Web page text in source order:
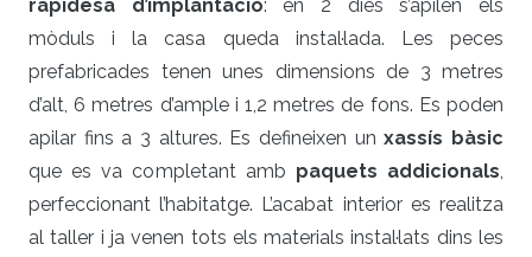
rapidesa d’implantació: en 2 dies s’apilen els
mòduls i la casa queda instal·lada. Les peces
prefabricades tenen unes dimensions de 3 metres
d’alt, 6 metres d’ample i 1,2 metres de fons. Es poden
apilar fins a 3 altures. Es defineixen unxassís bàsic
que es va completant amb paquets addicionals,
perfeccionant l’habitatge. L’acabat interior es realitza
al taller i ja venen tots els materials instal·lats dins les